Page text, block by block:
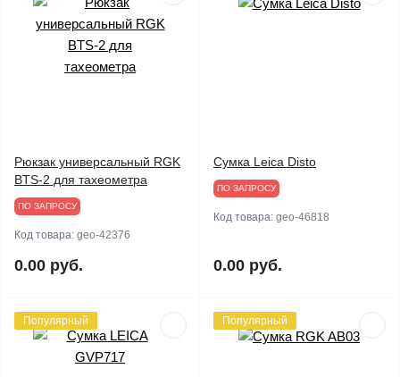
Рюкзак универсальный RGK
BTS-2 для тахеометра
ПО ЗАПРОСУ
Код товара: geo-42376
0.00 руб.
Сумка Leica Disto
ПО ЗАПРОСУ
Код товара: geo-46818
0.00 руб.
Популярный Популярный